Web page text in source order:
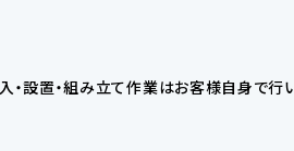
設置・組み立て作業はお客様自身で行